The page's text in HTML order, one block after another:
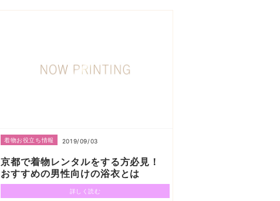
着物お役立ち情報 2019/09/03
京都で着物レンタルをする方必見！
おすすめの男性向けの浴衣とは
詳しく読む